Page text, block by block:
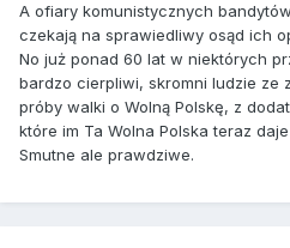
A ofiary komunistycznych
czekają na sprawiedliwy osąd ich
No już ponad 60 lat w niektórych
bardzo cierpliwi, skromni ludzie ze
próby walki o Wolną Polskę, z
które im Ta Wolna Polska teraz
Smutne ale prawdziwe.